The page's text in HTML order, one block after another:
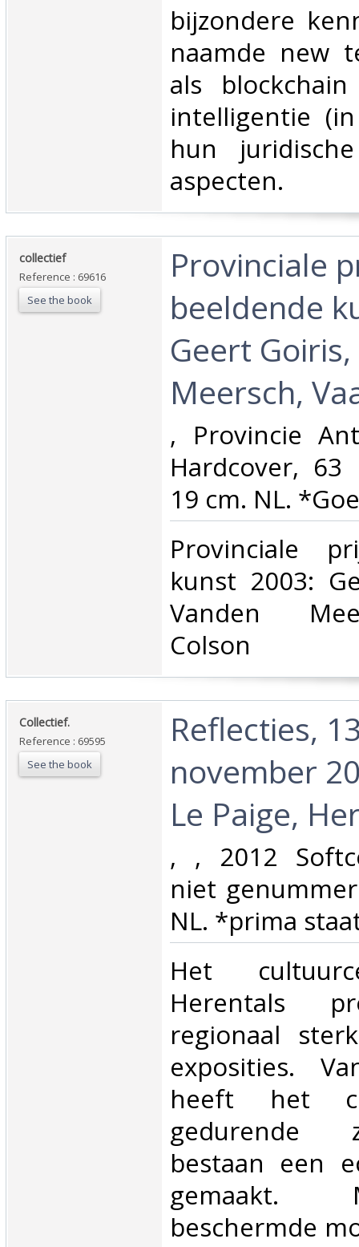
bijzondere
naamde new
als
intelligentie
hun
aspecten. ‎
‎collectief‎
Reference : 69616
See the book
‎Provinciale
beeldende
Geert
Meersch,
‎, Provincie
Hardcover,
19 cm. NL.
‎Provinciale
kunst 2003:
Vanden
Colson‎
‎Collectief.‎
Reference : 69595
See the book
‎Reflecties,
november
Le Paige,
‎, , 2012
niet
NL. *prima
‎Het
Herentals
regionaal
exposities.
heeft het
gedurende
bestaan een
gemaakt.
beschermde